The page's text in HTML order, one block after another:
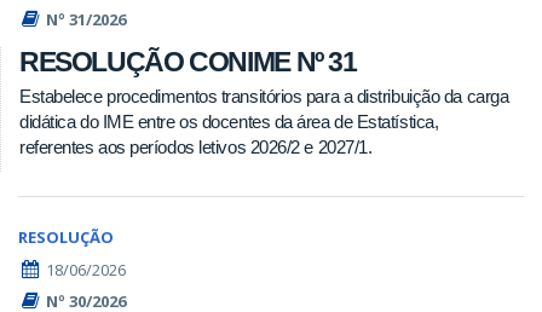
Nº 31/2026
RESOLUÇÃO CONIME Nº 31
Estabelece procedimentos transitórios para a distribuição da carga
didática do IME entre os docentes da área de Estatística,
referentes aos períodos letivos 2026/2 e 2027/1.
RESOLUÇÃO
18/06/2026
Nº 30/2026